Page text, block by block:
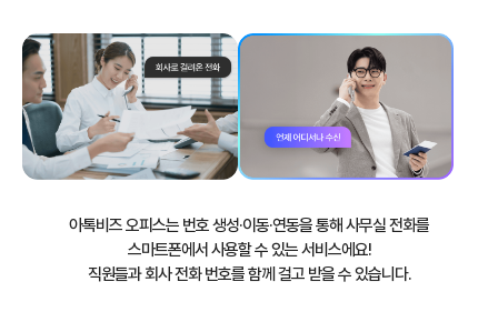
아톡비즈 오피스는 번호 생성·이동·연동을 통해 사무실 전화를
스마트폰에서 사용할 수 있는 서비스에요!
직원들과 회사 전화 번호를 함께 걸고 받을 수 있습니다.